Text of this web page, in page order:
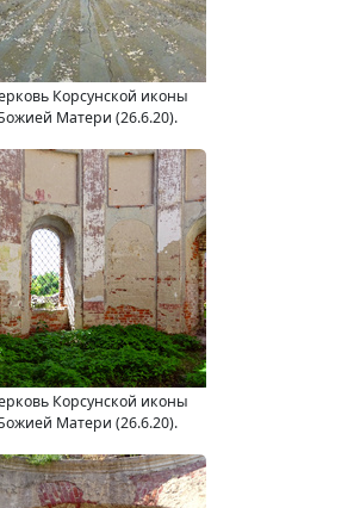
Корсунской иконы
Матери (26.6.20).
Корсунской иконы
Матери (26.6.20).